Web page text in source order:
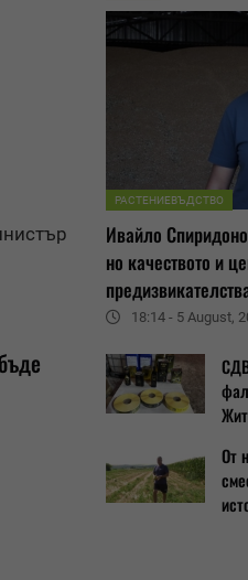
РАСТЕНИЕВЪДСТВО
Ивайло
но качеството и
18:14 - 5 August,
От